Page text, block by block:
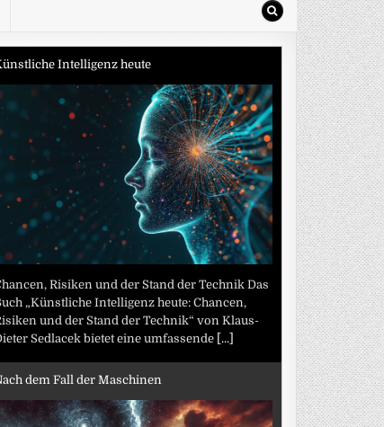
Intelligenz heute
Risiken und der Stand der Technik Das
„Künstliche Intelligenz heute: Chancen,
und der Stand der Technik“ von Klaus-
Sedlacek bietet eine umfassende [...]
dem Fall der Maschinen